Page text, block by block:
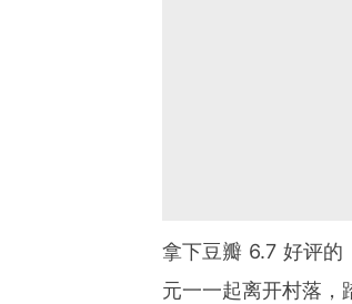
拿下豆瓣 6.7 好评的
元一一起离开村落，